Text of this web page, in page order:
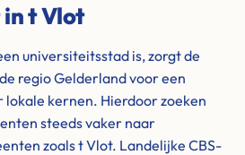
t Vlot
universiteitsstad is, zorgt de
regio Gelderland voor een
kernen. Hierdoor zoeken
steeds vaker naar
zoals t Vlot. Landelijke CBS-